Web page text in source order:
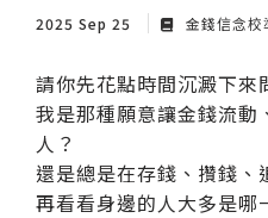
2025 Sep 25 金錢信念校
請你先花點時間沉澱下來
我是那種願意讓金錢流動
人？
還是總是在存錢、攢錢、
再看看身邊的人大多是哪